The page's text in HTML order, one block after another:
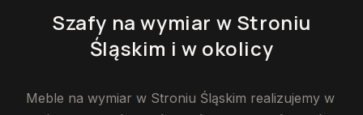
Szafy na wymiar w Stroniu
Śląskim i w okolicy
Meble na wymiar w Stroniu Śląskim realizujemy w